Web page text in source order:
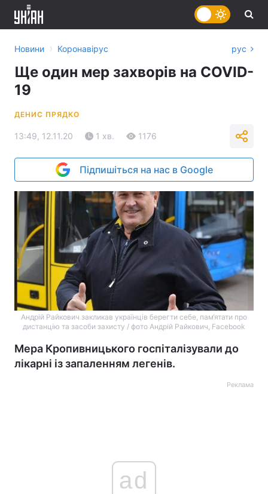
Новини › Коронавірус рус
Ще один мер захворів на COVID-
19
ДЕНИС ПРЯДКО
13:49, 12.11.20 1 хв. 1176
Підпишіться на нас в Google
Андрій Райкович закликав українців берегти себе, пам‘ятати про
дистанцію та засоби захисту / фото Андрій Райкович, Facebook
Мера Кропивницького госпіталізували до
лікарні із запаленням легенів.
Реклама
ad